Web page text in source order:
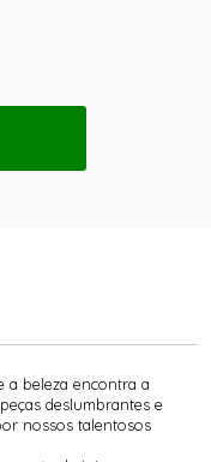
a beleza encontra a
deslumbrantes e
nossos talentosos